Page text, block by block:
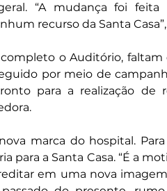
“A mudança foi
recurso da Santa
o Auditório,
por meio de
para a realização de
marca do hospital.
para a Santa Casa. “É a
em uma nova